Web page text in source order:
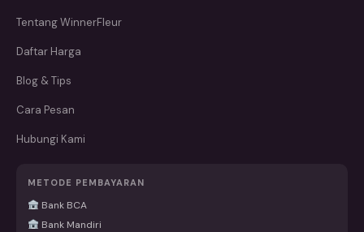
Tentang WinnerFleur
Daftar Harga
Blog & Tips
Cara Pesan
Hubungi Kami
METODE PEMBAYARAN
Bank BCA
Bank Mandiri